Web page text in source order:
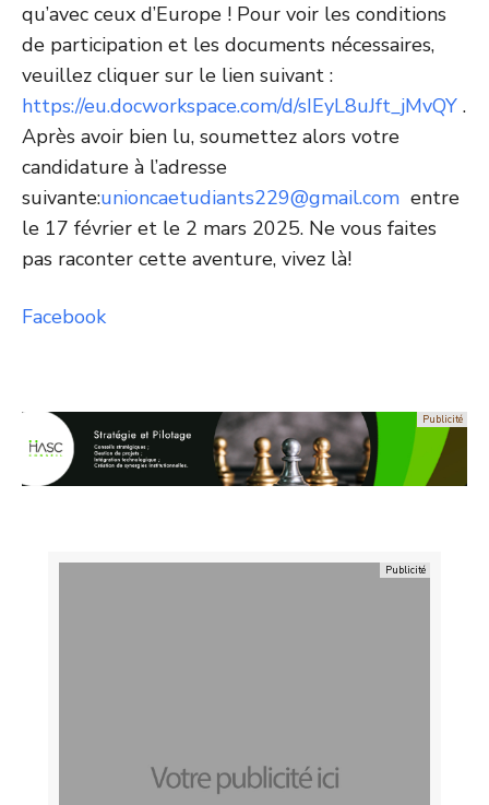
qu’avec ceux d’Europe ! Pour voir les conditions
de participation et les documents nécessaires,
veuillez cliquer sur le lien suivant :
https://eu.docworkspace.com/d/sIEyL8uJft_jMvQY .
Après avoir bien lu, soumettez alors votre
candidature à l’adresse
suivante:unioncaetudiants229@gmail.com entre
le 17 février et le 2 mars 2025. Ne vous faites
pas raconter cette aventure, vivez là!
Facebook